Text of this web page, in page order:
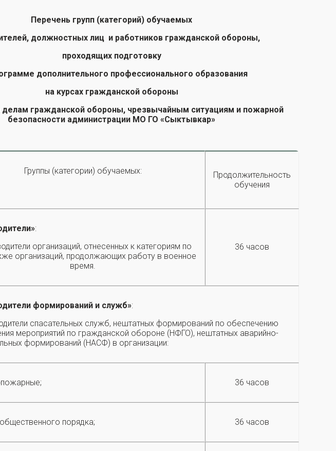
Перечень групп (категорий) обучаемых
должностных лиц и работников гражданской обороны,
проходящих подготовку
дополнительного профессионального образования
на курсах гражданской обороны
делам гражданской обороны, чрезвычайным ситуациям и пожарной
безопасности администрации МО ГО «Сыктывкар»
Группы (категории) обучаемых:
Продолжительность
обучения
:
организаций, отнесенных к категориям по
организаций, продолжающих работу в военное
время.
36 часов
формирований и служб»:
спасательных служб, нештатных формирований по обеспечению
мероприятий по гражданской обороне (НФГО), нештатных аварийно-
формирований (НАСФ) в организации:
36 часов
порядка; 36 часов